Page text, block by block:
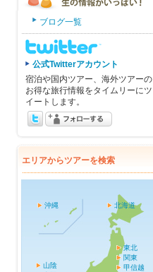
ブログ一覧
公式Twitterアカウント
宿泊や国内ツアー、海外ツアーの
お得な旅行情報をタイムリーにツ
イートします。
エリアからツアーを検索
北海道
東北
関東
甲信越
山陰
沖縄